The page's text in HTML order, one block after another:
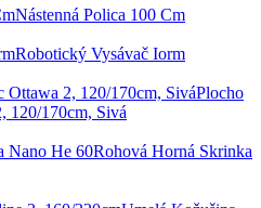
Nástenná Polica 100 Cm
Robotický Vysávač Iorm
Plocho
120/170cm, Sivá
Rohová Horná Skrinka